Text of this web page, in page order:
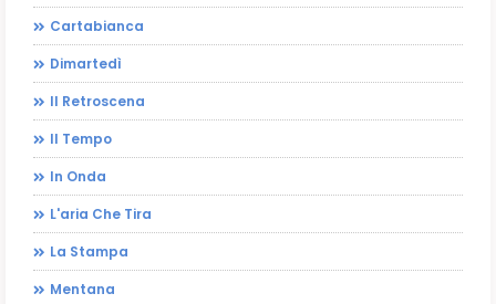
Cartabianca
Dimartedì
Il Retroscena
Il Tempo
In Onda
L'aria Che Tira
La Stampa
Mentana